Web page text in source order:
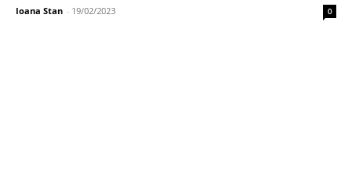
Ioana Stan - 19/02/2023 0